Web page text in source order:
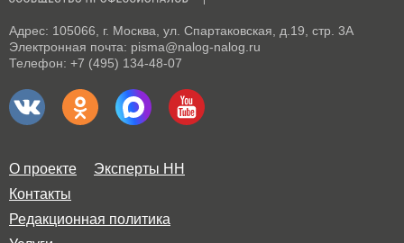
Адрес: 105066, г. Москва, ул. Спартаковская, д.19, стр. 3А
Электронная почта: pisma@nalog-nalog.ru
Телефон: +7 (495) 134-48-07
О проекте
Эксперты НН
Контакты
Редакционная политика